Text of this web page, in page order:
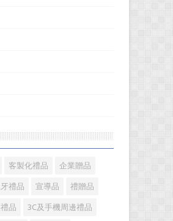
客製化禮品 企業贈品
禮品 宣導品 禮贈品
品 3C及手機周邊禮品